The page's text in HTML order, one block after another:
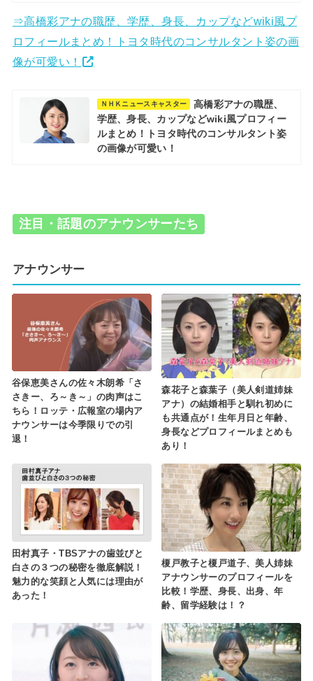
⇒高橋彩アナの職歴、学歴、身長、カップなどwiki風プ
ロフィールまとめ！トヨタ時代のコンサルタント姿の画
像が可愛い！
ＮＨＫニュースキャスター
高橋彩アナの職歴、
学歴、身長、カップなどwiki風プロフィー
ルまとめ！トヨタ時代のコンサルタント姿
の画像が可愛い！
注目・話題のアナウンサーたち
アナウンサー
谷保恵美さんの佐々木朗希「さ
さきー、ろ～き～」の肉声はこ
ちら！ロッテ・広報室の場内ア
ナウンサーは今季限りでの引
退！
森花子と森葉子（美人剣道姉妹
アナ）の結婚相手と馴れ初めに
も共通点が！生年月日と年齢、
身長などプロフィールまとめも
あり！
田村真子・TBSアナの歯並びと
白さの３つの秘密を徹底解説！
魅力的な笑顔と人気には理由が
あった！
榎戸教子と榎戸道子、美人姉妹
アナウンサーのプロフィールを
比較！学歴、身長、出身、年
齢、留学経験は！？